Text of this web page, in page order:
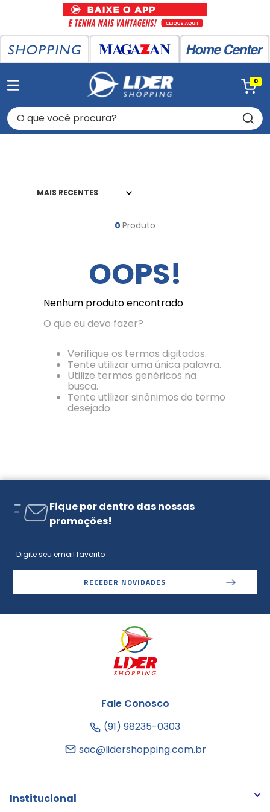
0
O que você procura?
MAIS RECENTES
0 Produto
OOPS!
Nenhum produto encontrado
O que eu devo fazer?
Verifique os termos digitados.
Tente utilizar uma única palavra.
Utilize termos genéricos na
busca.
Tente utilizar sinônimos do termo
desejado.
Fique por dentro das nossas
promoções!
RECEBER NOVIDADES
Fale Conosco
(91) 98235-0303
sac@lidershopping.com.br
Institucional